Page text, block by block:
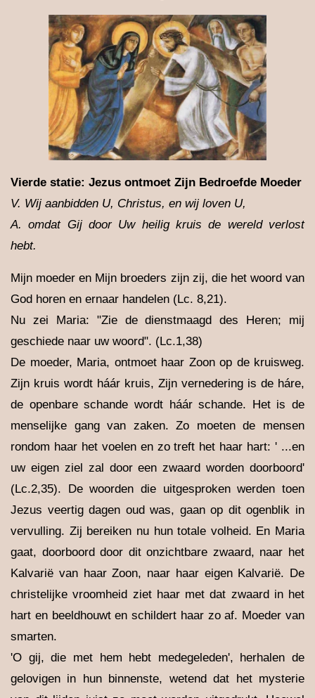
Vierde statie: Jezus ontmoet Zijn Bedroefde Moeder
V. Wij aanbidden U, Christus, en wij loven U,
A. omdat Gij door Uw heilig kruis de wereld verlost
hebt.
Mijn moeder en Mijn broeders zijn zij, die het woord van
God horen en ernaar handelen (Lc. 8,21).
Nu zei Maria: "Zie de dienstmaagd des Heren; mij
geschiede naar uw woord". (Lc.1,38)
De moeder, Maria, ontmoet haar Zoon op de kruisweg.
Zijn kruis wordt háár kruis, Zijn vernedering is de háre,
de openbare schande wordt háár schande. Het is de
menselijke gang van zaken. Zo moeten de mensen
rondom haar het voelen en zo treft het haar hart: ' ...en
uw eigen ziel zal door een zwaard worden doorboord'
(Lc.2,35). De woorden die uitgesproken werden toen
Jezus veertig dagen oud was, gaan op dit ogenblik in
vervulling. Zij bereiken nu hun totale volheid. En Maria
gaat, doorboord door dit onzichtbare zwaard, naar het
Kalvarië van haar Zoon, naar haar eigen Kalvarië. De
christelijke vroomheid ziet haar met dat zwaard in het
hart en beeldhouwt en schildert haar zo af. Moeder van
smarten.
'O gij, die met hem hebt medegeleden', herhalen de
gelovigen in hun binnenste, wetend dat het mysterie